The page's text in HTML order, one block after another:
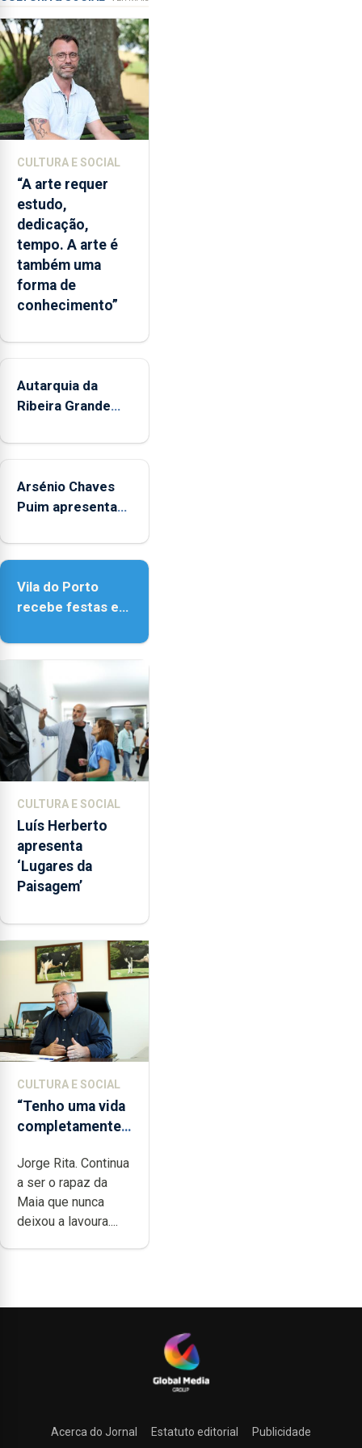
2,3
milhões
de
euros.
CULTURA E SOCIAL
“A arte requer
estudo,
dedicação,
tempo. A arte é
também uma
forma de
conhecimento”
Autarquia da
Ribeira Grande
iniciativa "Museus
Arsénio Chaves
Puim apresenta
Biblioteca de Vila
Vila do Porto
recebe festas em
Senhora da
CULTURA E SOCIAL
Luís Herberto
apresenta
‘Lugares da
Paisagem’
CULTURA E SOCIAL
“Tenho uma vida
completamente
trabalho,
dedicação, gosto
e muita paixão”
Jorge Rita. Continua
a ser o rapaz da
Maia que nunca
deixou a lavoura....
Acerca do Jornal Estatuto editorial Publicidade